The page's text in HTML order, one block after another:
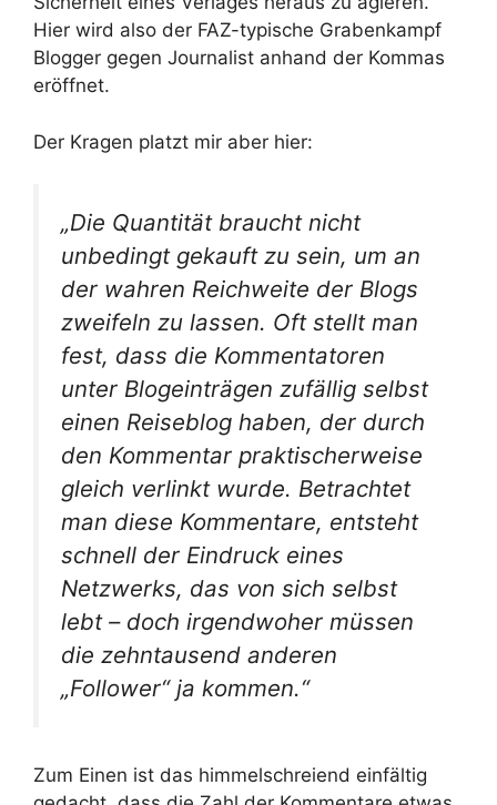
Hier wird also der FAZ-typische Grabenkampf
Blogger gegen Journalist anhand der Kommas
eröffnet.
Der Kragen platzt mir aber hier:
„Die Quantität braucht nicht
unbedingt gekauft zu sein, um an
der wahren Reichweite der Blogs
zweifeln zu lassen. Oft stellt man
fest, dass die Kommentatoren
unter Blogeinträgen zufällig selbst
einen Reiseblog haben, der durch
den Kommentar praktischerweise
gleich verlinkt wurde. Betrachtet
man diese Kommentare, entsteht
schnell der Eindruck eines
Netzwerks, das von sich selbst
lebt – doch irgendwoher müssen
die zehntausend anderen
„Follower“ ja kommen.“
Zum Einen ist das himmelschreiend einfältig